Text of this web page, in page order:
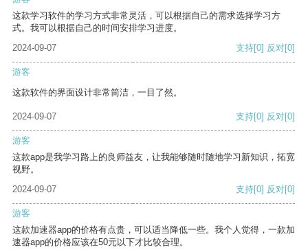
这款学习软件的学习方式非常灵活，可以根据自己的需求选择学习方
式。我可以根据自己的时间安排学习进度。
2024-09-07
支持[0] 反对[0]
游客
这款软件的界面设计非常简洁，一目了然。
2024-09-07 支持[0] 反对[0]
游客
这款app是我学习路上的良师益友，让我能够随时随地学习新知识，拓宽
视野。
2024-09-07
支持[0] 反对[0]
游客
这款加速器app的价格有点贵，可以适当降低一些。我个人觉得，一款加
速器app的价格应该在50元以下才比较合理。